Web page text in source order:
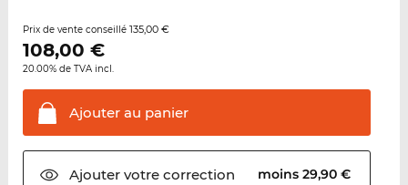
Prix de vente conseillé 135,00 €
108,00 €
20.00% de TVA incl.
Ajouter au panier
Ajouter votrecorrection moins 29,90 €